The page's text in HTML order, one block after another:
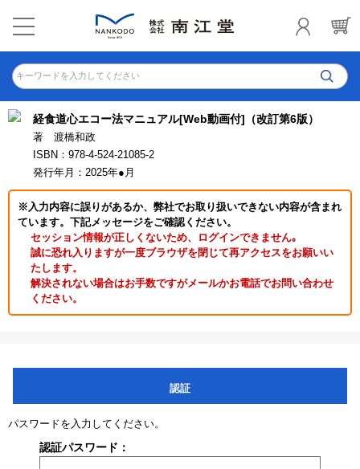
キーワードを入力してください
経食道心エコー法マニュアル[Web動画付]（改訂第6版）
著 渡橋和政
ISBN：978-4-524-21085-2
発行年月：2025年●月
※入力内容に誤りがあるか、弊社でお取り扱いできない内容が含まれ
ています。下記メッセージをご確認ください。
セッション情報が正しくないため、ログインできません｡
誠に恐れ入りますが一度ブラウザを閉じて再アクセスをお願いい
たします。
解決されない場合はお手数ですがメールかお電話でお問い合わせ
ください。
認証
パスワードを入力してください。
認証パスワード：